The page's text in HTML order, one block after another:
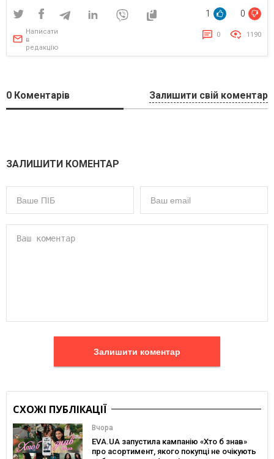
1 0
Написати
в
редакцію
0 1190
0 Коментарів Залишити свій коментар
ЗАЛИШИТИ КОМЕНТАР
Залишити коментар
СХОЖІ ПУБЛІКАЦІЇ
Вчора
EVA.UA запустила кампанію «Хто б знав»
про асортимент, якого покупці не очікують